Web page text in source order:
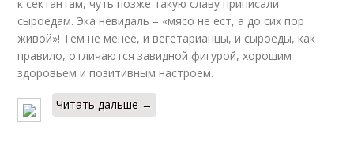
к сектантам, чуть позже такую славу приписали
сыроедам. Эка невидаль – «мясо не ест, а до сих пор
живой»! Тем не менее, и вегетарианцы, и сыроеды, как
правило, отличаются завидной фигурой, хорошим
здоровьем и позитивным настроем.
Читать дальше →